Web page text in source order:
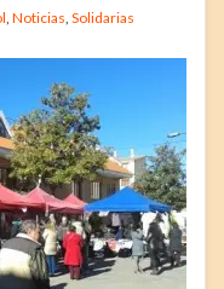
, Noticias, Solidarias